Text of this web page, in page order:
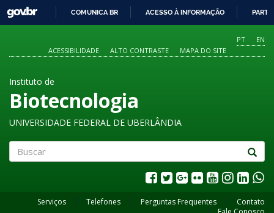
O
CONTEÚDO
GOVBR
COMUNICA BR ACESSO À INFORMAÇÃO
PT
EN
ACESSIBILIDADE
ALTO CONTRASTE MAPA DO SITE
Instituto de
Biotecnologia
UNIVERSIDADE FEDERAL DE UBERLÂNDIA
Serviços Telefones Perguntas Frequentes
Contato